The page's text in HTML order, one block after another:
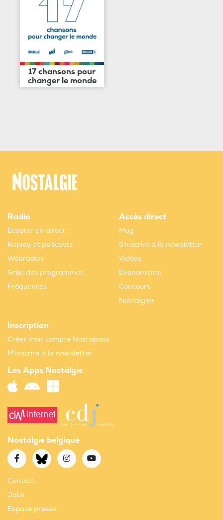
17 chansons pour
changer le monde
Radio
Ecouter en direct
Replay et podcasts
Webradios
Grille des programmes
Fréquences
Accès direct
Mag
S'inscrire à la newsletter
Vidéos
Evènements
Concours
Nostalgie+
Inscription
Créer mon compte Nostapass
M'inscrire à la newsletter
Les Apps Nostalgie
Nostalgie belgique
Contact
Jobs
Espace presse